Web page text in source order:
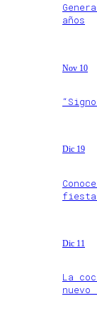
años
Nov 10
Dic 19
Dic 11
La